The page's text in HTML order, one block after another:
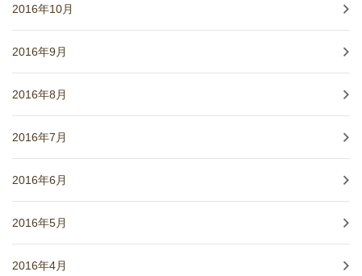
2016年10月
2016年9月
2016年8月
2016年7月
2016年6月
2016年5月
2016年4月